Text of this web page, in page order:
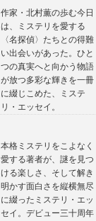
作家・北村薫の歩む今日
は、ミステリを愛する
〈名探偵〉たちとの得難
い出会いがあった。ひと
つの真実へと向かう物語
が放つ多彩な輝きを一冊
に綴じこめた、ミステ
リ・エッセイ。
本格ミステリをこよなく
愛する著者が、謎を見つ
ける楽しさ、そして解き
明かす面白さを縦横無尽
に綴ったミステリ・エッ
セイ。デビュー三十周年